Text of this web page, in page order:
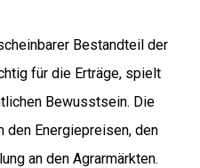
Bestandteil der
für die Erträge, spielt
Bewusstsein. Die
Energiepreisen, den
an den Agrarmärkten.